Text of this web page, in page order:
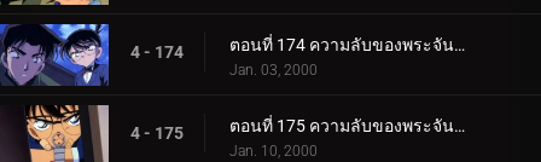
4 - 174 ตอนที่ 174 ความลับของพระจันทร์กับดวงดาวและพระอาทิตย์ (ตอนแรก)
Jan. 03, 2000
4 - 175 ตอนที่ 175 ความลับของพระจันทร์กับดวงดาวและพระอาทิตย์ (ตอนจบ)
Jan. 10, 2000